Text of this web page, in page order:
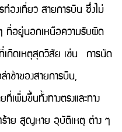
งเที่ยว สายการบิน ซึ่งไม่
ที่อยู่นอกเหนือความรับผิด
กิดเหตุสุดวิสัย เช่น การนัด
ช้าของสายการบิน,
เพิ่มขึ้นทั้งทางตรงและทาง
ร้าย สูญหาย อุบัติเหตุ ต่าง ๆ